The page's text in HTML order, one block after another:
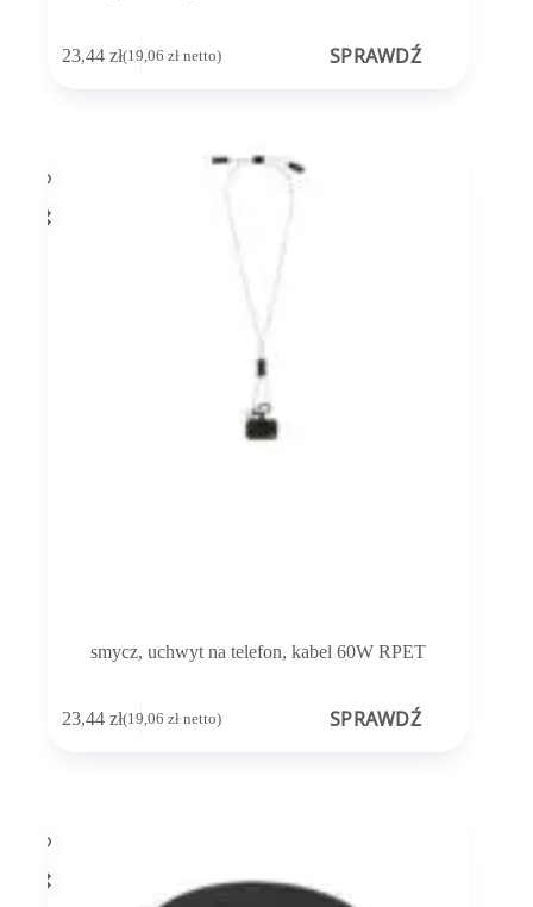
23,44 zł(19,06 złnetto) SPRAWDŹ
smycz, uchwyt na telefon, kabel 60W RPET
23,44 zł(19,06 złnetto) SPRAWDŹ